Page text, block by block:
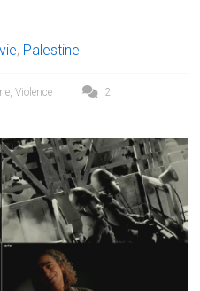
, Palestine
,Violence
2